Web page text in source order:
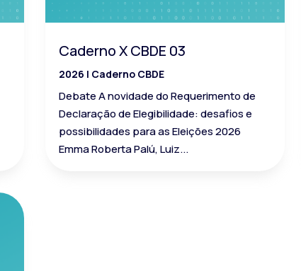
Caderno X CBDE 03
2026 | Caderno CBDE
Debate A novidade do Requerimento de
Declaração de Elegibilidade: desafios e
possibilidades para as Eleições 2026
Emma Roberta Palú, Luiz...